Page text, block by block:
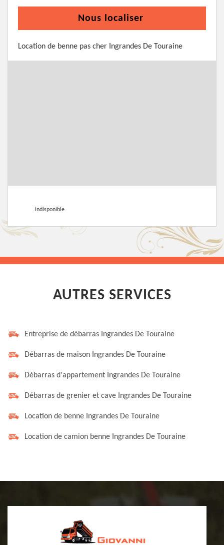
Nous localiser
Location de benne pas cher Ingrandes De Touraine
indisponible
AUTRES SERVICES
Entreprise de débarras Ingrandes De Touraine
Débarras de maison Ingrandes De Touraine
Débarras d'appartement Ingrandes De Touraine
Débarras de grenier et cave Ingrandes De Touraine
Location de benne Ingrandes De Touraine
Location de camion benne Ingrandes De Touraine